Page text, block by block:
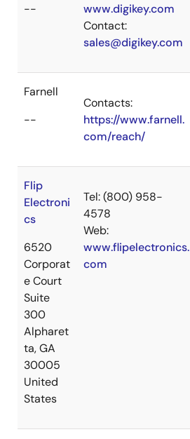
--
www.digikey.com
Contact:
sales@digikey.com
Farnell
--
Contacts:
https://www.farnell.
com/reach/
Flip
Electroni
cs
6520
Corporat
e Court
Suite
300
Alpharet
ta, GA
30005
United
States
Tel: (800) 958-
4578
Web:
www.flipelectronics.
com